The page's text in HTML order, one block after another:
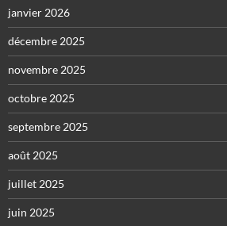
janvier 2026
décembre 2025
novembre 2025
octobre 2025
septembre 2025
août 2025
juillet 2025
juin 2025